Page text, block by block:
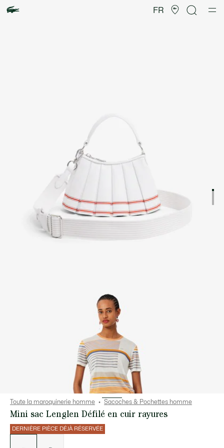
FR
d’images
produit
Toute la maroquinerie homme Sacoches & Pochettes homme
Mini sac Lenglen Défilé en cuir rayures
DERNIÈRE PIÈCE DÉJÀ RÉSERVÉE